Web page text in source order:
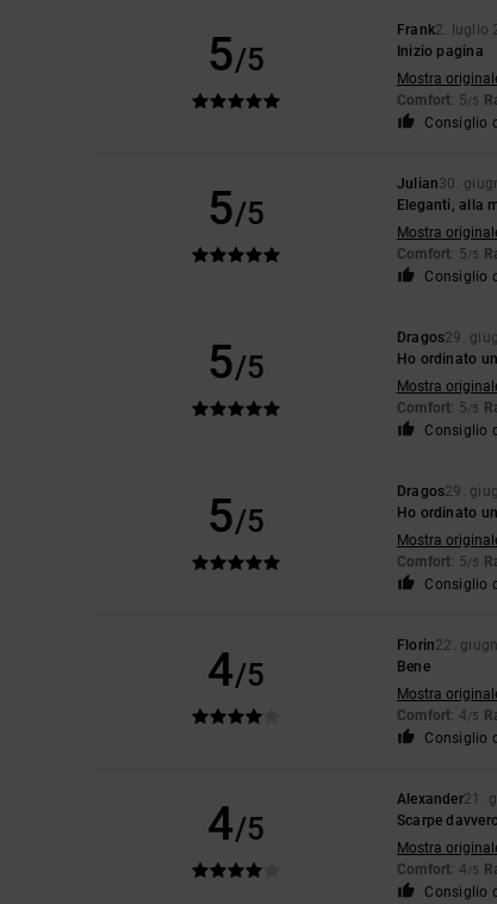
5/5
Frank2. luglio
Inizio pagina
Mostra
Comfort: 5/5
Consiglio
5/5
Julian30.
Eleganti, alla
Mostra
Comfort: 5/5
Consiglio
5/5
Dragos29.
Ho ordinato
Mostra
Comfort: 5/5
Consiglio
5/5
Dragos29.
Ho ordinato
Mostra
Comfort: 5/5
Consiglio
4/5
Florin22.
Bene
Mostra
Comfort: 4/5
Consiglio
4/5
Alexander21.
Scarpe
Mostra
Comfort: 4/5
Consiglio